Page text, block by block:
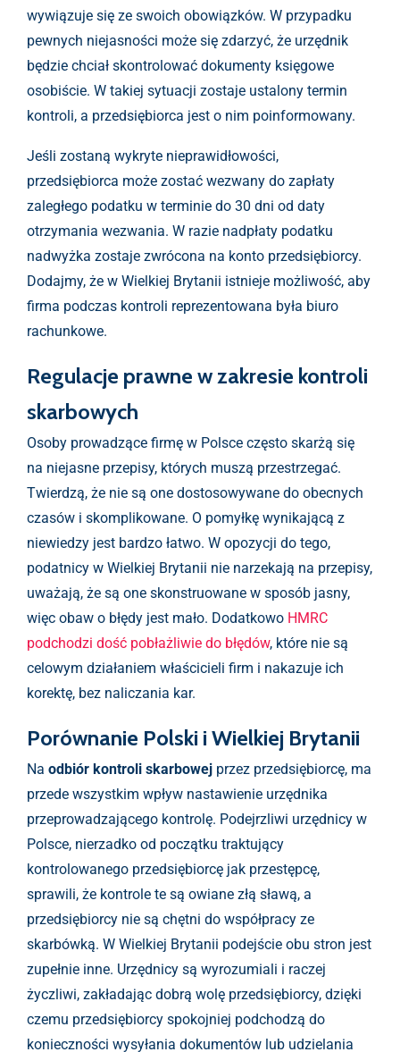
wywiązuje się ze swoich obowiązków. W przypadku
pewnych niejasności może się zdarzyć, że urzędnik
będzie chciał skontrolować dokumenty księgowe
osobiście. W takiej sytuacji zostaje ustalony termin
kontroli, a przedsiębiorca jest o nim poinformowany.
Jeśli zostaną wykryte nieprawidłowości,
przedsiębiorca może zostać wezwany do zapłaty
zaległego podatku w terminie do 30 dni od daty
otrzymania wezwania. W razie nadpłaty podatku
nadwyżka zostaje zwrócona na konto przedsiębiorcy.
Dodajmy, że w Wielkiej Brytanii istnieje możliwość, aby
firma podczas kontroli reprezentowana była biuro
rachunkowe.
Regulacje prawne w zakresie kontroli
skarbowych
Osoby prowadzące firmę w Polsce często skarżą się
na niejasne przepisy, których muszą przestrzegać.
Twierdzą, że nie są one dostosowywane do obecnych
czasów i skomplikowane. O pomyłkę wynikającą z
niewiedzy jest bardzo łatwo. W opozycji do tego,
podatnicy w Wielkiej Brytanii nie narzekają na przepisy,
uważają, że są one skonstruowane w sposób jasny,
więc obaw o błędy jest mało. Dodatkowo HMRC
podchodzi dość pobłażliwie do błędów, które nie są
celowym działaniem właścicieli firm i nakazuje ich
korektę, bez naliczania kar.
Porównanie Polski i Wielkiej Brytanii
Na odbiór kontroli skarbowej przez przedsiębiorcę, ma
przede wszystkim wpływ nastawienie urzędnika
przeprowadzającego kontrolę. Podejrzliwi urzędnicy w
Polsce, nierzadko od początku traktujący
kontrolowanego przedsiębiorcę jak przestępcę,
sprawili, że kontrole te są owiane złą sławą, a
przedsiębiorcy nie są chętni do współpracy ze
skarbówką. W Wielkiej Brytanii podejście obu stron jest
zupełnie inne. Urzędnicy są wyrozumiali i raczej
życzliwi, zakładając dobrą wolę przedsiębiorcy, dzięki
czemu przedsiębiorcy spokojniej podchodzą do
konieczności wysyłania dokumentów lub udzielania